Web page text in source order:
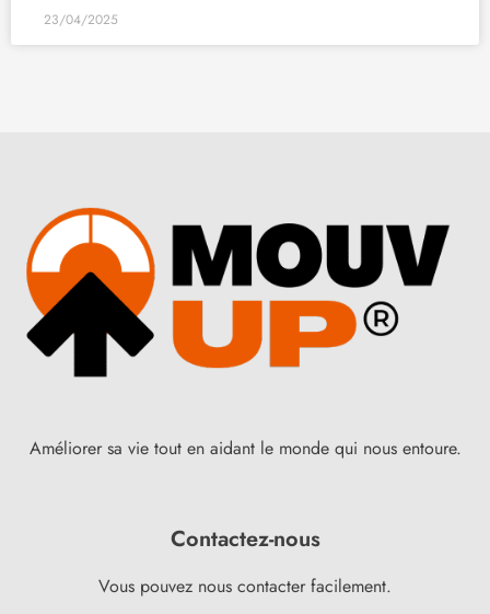
23/04/2025
Améliorer sa vie tout en aidant le monde qui nous entoure.
Contactez-nous
Vous pouvez nous contacter facilement.